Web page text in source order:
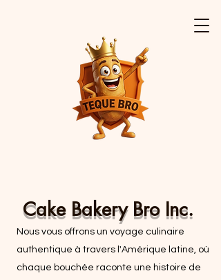
Cake Bakery Bro Inc.
Nous vous offrons un voyage culinaire
authentique à travers l'Amérique latine, où
chaque bouchée raconte une histoire de